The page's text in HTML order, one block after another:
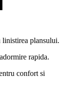
plansului.
rapida.
confort si